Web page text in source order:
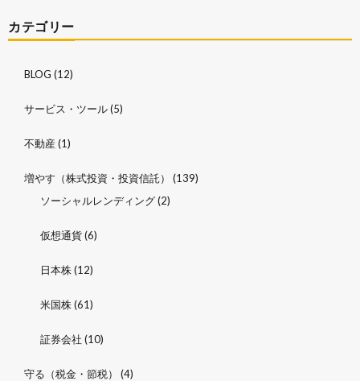
カテゴリー
BLOG (12)
サービス・ツール(5)
不動産(1)
増やす（株式投資・投資信託）
(139)
ソーシャルレンディング(2)
仮想通貨(6)
日本株(12)
米国株(61)
証券会社 (10)
守る（税金・節税） (4)